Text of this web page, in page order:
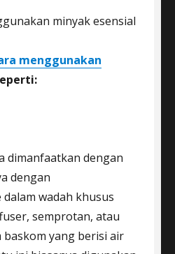
minyak esensial
menggunakan
dimanfaatkan dengan
dengan
wadah khusus
semprotan, atau
baskom yang berisi air